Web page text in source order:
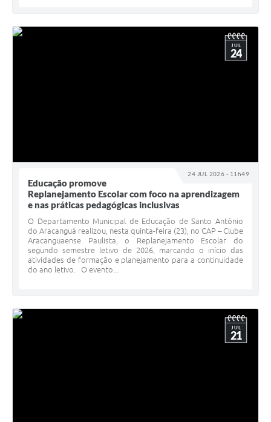
24 JUL 2026 - 11h49
JUL
24
Educação promove
Replanejamento Escolar com foco na aprendizagem
e nas práticas pedagógicas inclusivas
O Departamento Municipal de Educação de Santo Antônio
do Aracanguá realizou, nesta quinta-feira (23), no CAP – Clube
Aracanguaense Paulista, o Replanejamento Escolar do
segundo semestre letivo de 2026, marcando o início das
atividades de formação e planejamento para a continuidade
do ano letivo. O evento...
JUL
21